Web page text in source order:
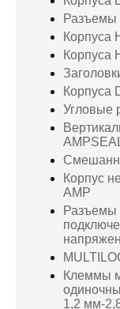
Разъемы
Корпуса
Корпус
AMP
Разъемы
Клеммы
1,2 мм-